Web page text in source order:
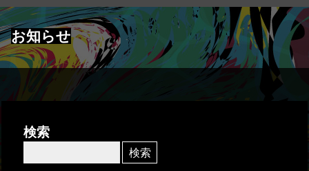
当協
議会
につ
いて
お知らせ
検索